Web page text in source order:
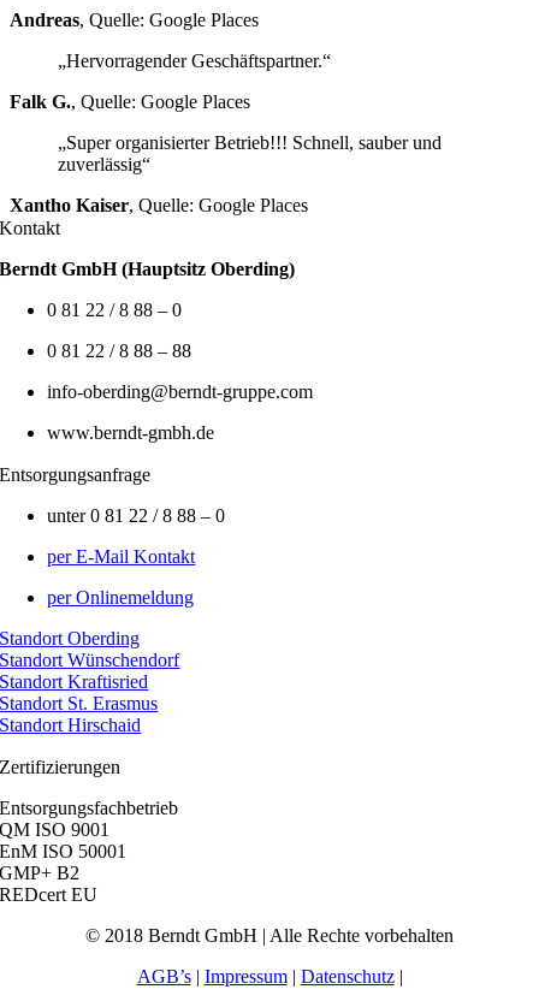
Andreas, Quelle: Google Places
„Hervorragender Geschäftspartner.“
Falk G., Quelle: Google Places
„Super organisierter Betrieb!!! Schnell, sauber und
zuverlässig“
Xantho Kaiser, Quelle: Google Places
Kontakt
Berndt GmbH (Hauptsitz Oberding)
0 81 22 / 8 88 – 0
0 81 22 / 8 88 – 88
info-oberding@berndt-gruppe.com
www.berndt-gmbh.de
Entsorgungsanfrage
unter 0 81 22 / 8 88 – 0
per E-Mail Kontakt
per Onlinemeldung
Standort Oberding
Standort Wünschendorf
Standort Kraftisried
Standort St. Erasmus
Standort Hirschaid
Zertifizierungen
Entsorgungsfachbetrieb
QM ISO 9001
EnM ISO 50001
GMP+ B2
REDcert EU
© 2018 Berndt GmbH | Alle Rechte vorbehalten
AGB’s| Impressum| Datenschutz|